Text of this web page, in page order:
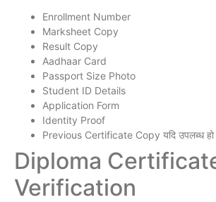
Enrollment Number
Marksheet Copy
Result Copy
Aadhaar Card
Passport Size Photo
Student ID Details
Application Form
Identity Proof
Previous Certificate Copy यदि उपलब्ध हो
Diploma
Verification